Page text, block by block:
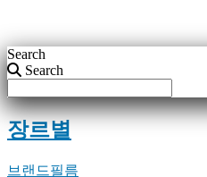
Search
Search
장르별
브랜드필름